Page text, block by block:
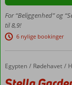
Privat
strand i
lagunen
Dejligt
bungalows og
familieværelser
For “Beliggenhed” og
til 8,9!
6 nylige bookinger
Forside
Egypten Rødehavet
Stella Gardens Resort & Spa Makadi Bay